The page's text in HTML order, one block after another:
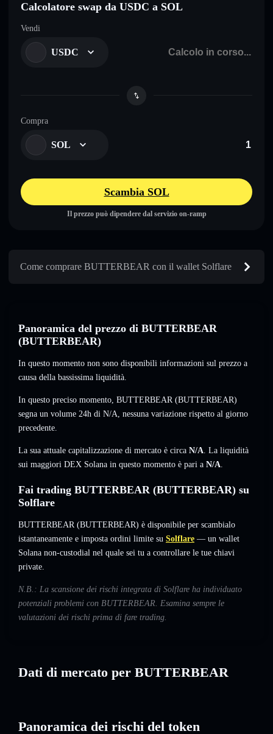
Calcolatore swap da USDC a SOL
Vendi
USDC
Compra
SOL
Scambia SOL
Il prezzo può dipendere dal servizio on-ramp
Come comprare BUTTERBEAR con il wallet Solflare
Panoramica del prezzo di BUTTERBEAR
(BUTTERBEAR)
In questo momento non sono disponibili informazioni sul prezzo a
causa della bassissima liquidità.
In questo preciso momento, BUTTERBEAR (BUTTERBEAR)
segna un volume 24h di N/A, nessuna variazione rispetto al giorno
precedente.
La sua attuale capitalizzazione di mercato è circa N/A. La liquidità
sui maggiori DEX Solana in questo momento è pari a N/A.
Fai trading BUTTERBEAR (BUTTERBEAR) su
Solflare
BUTTERBEAR (BUTTERBEAR) è disponibile per scambialo
istantaneamente e imposta ordini limite su Solflare — un wallet
Solana non-custodial nel quale sei tu a controllare le tue chiavi
private.
N.B.: La scansione dei rischi integrata di Solflare ha individuato
potenziali problemi con BUTTERBEAR. Esamina sempre le
valutazioni dei rischi prima di fare trading.
Dati di mercato per BUTTERBEAR
Panoramica dei rischi del token